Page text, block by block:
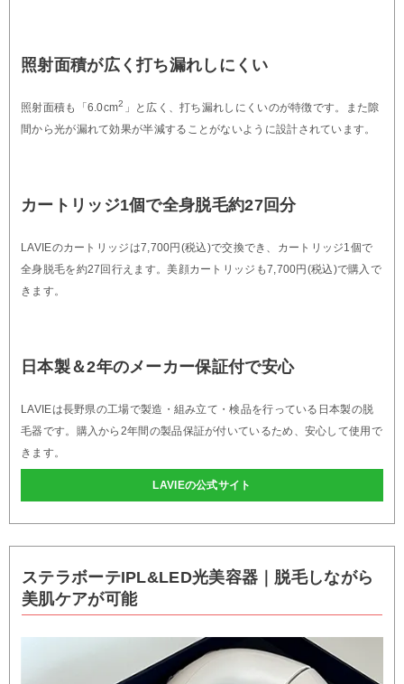
照射面積が広く打ち漏れしにくい
照射面積も「6.0cm2 」と広く、打ち漏れしにくいのが特徴です。また隙
間から光が漏れて効果が半減することがないように設計されています。
カートリッジ1個で全身脱毛約27回分
LAVIEのカートリッジは7,700円(税込)で交換でき、カートリッジ1個で
全身脱毛を約27回行えます。美顔カートリッジも7,700円(税込)で購入で
きます。
日本製＆2年のメーカー保証付で安心
LAVIEは長野県の工場で製造・組み立て・検品を行っている日本製の脱
毛器です。購入から2年間の製品保証が付いているため、安心して使用で
きます。
LAVIEの公式サイト
ステラボーテIPL&LED光美容器｜脱毛しながら
美肌ケアが可能